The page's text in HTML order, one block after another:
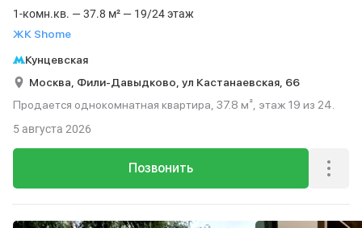
1-комн.кв. — 37.8 м² — 19/24 этаж
ЖК Shome
Кунцевская
Москва, Фили-Давыдково, ул Кастанаевская, 66
Продается однокомнатная квартира, 37.8 м², этаж 19 из 24.
Позвонить
5 августа 2026